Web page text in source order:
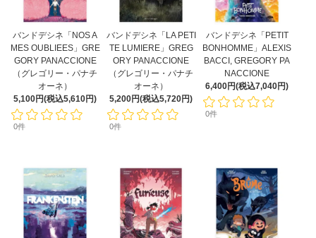
バンドデシネ「NOS A
MES OUBLIEES」GRE
GORY PANACCIONE
（グレゴリー・パナチ
オーネ）
5,100円(税込5,610円)
0件
バンドデシネ「LA PETI
TE LUMIERE」GREG
ORY PANACCIONE
（グレゴリー・パナチ
オーネ）
5,200円(税込5,720円)
0件
バンドデシネ「PETIT
BONHOMME」ALEXIS
BACCI, GREGORY PA
NACCIONE
6,400円(税込7,040円)
0件